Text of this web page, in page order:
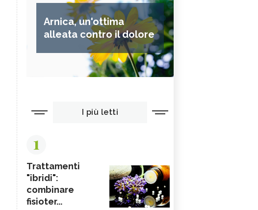
Arnica, un'ottima
alleata contro il dolore
I più letti
1
Trattamenti
"ibridi":
combinare
fisioter...